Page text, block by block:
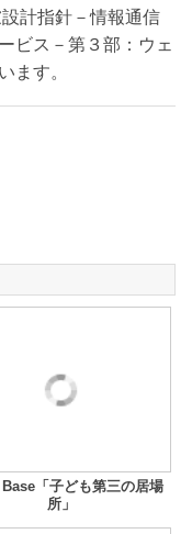
計指針－情報通信
ビス－第３部：ウェ
ます。
「子ども第三の居場
所」